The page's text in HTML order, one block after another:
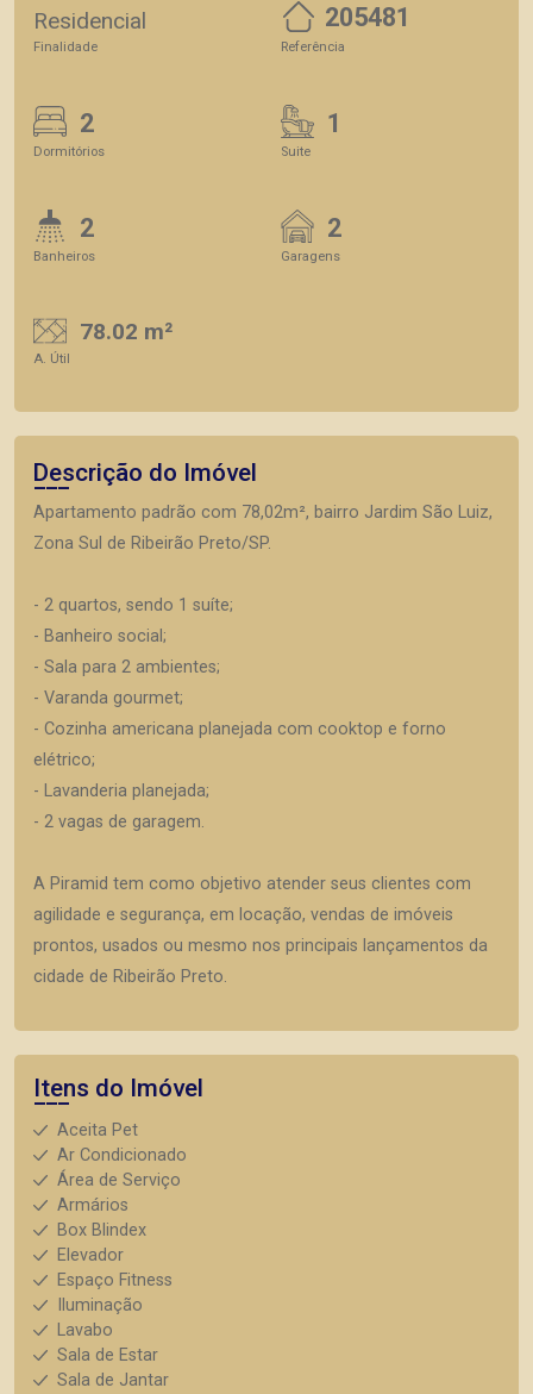
Residencial
Finalidade
205481
Referência
2
Dormitórios
1
Suite
2
Banheiros
2
Garagens
78.02 m²
A. Útil
Descrição do Imóvel
Apartamento padrão com 78,02m², bairro Jardim São Luiz,
Zona Sul de Ribeirão Preto/SP.
- 2 quartos, sendo 1 suíte;
- Banheiro social;
- Sala para 2 ambientes;
- Varanda gourmet;
- Cozinha americana planejada com cooktop e forno
elétrico;
- Lavanderia planejada;
- 2 vagas de garagem.
A Piramid tem como objetivo atender seus clientes com
agilidade e segurança, em locação, vendas de imóveis
prontos, usados ou mesmo nos principais lançamentos da
cidade de Ribeirão Preto.
Itens do Imóvel
Aceita Pet
Ar Condicionado
Área de Serviço
Armários
Box Blindex
Elevador
Espaço Fitness
Iluminação
Lavabo
Sala de Estar
Sala de Jantar